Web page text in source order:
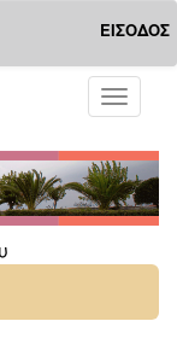
ΕΙΣΟΔΟΣ
Toggle